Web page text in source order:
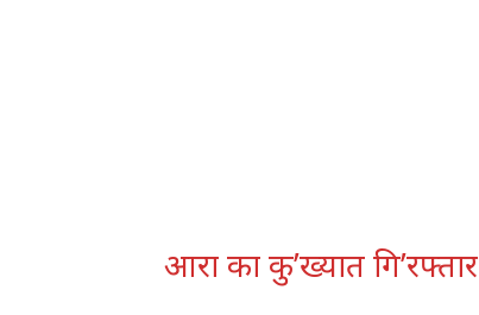
आरा का कु’ख्यात गि’रफ्तार